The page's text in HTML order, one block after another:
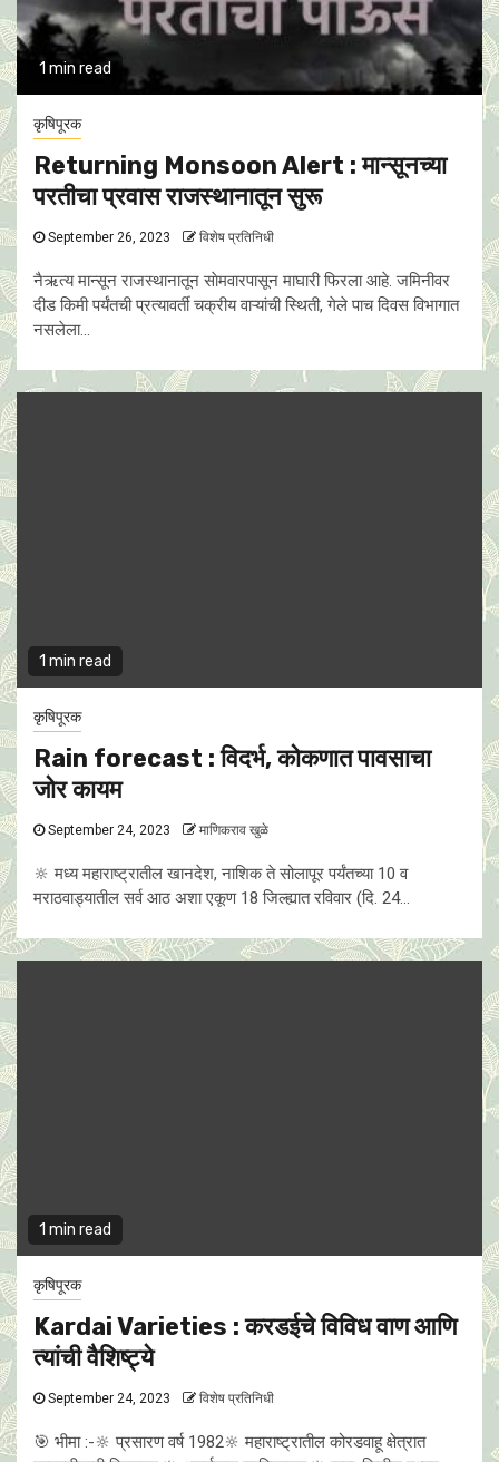
1 min read
कृषिपूरक
Returning Monsoon Alert : मान्सूनच्या
परतीचा प्रवास राजस्थानातून सुरू
September 26, 2023 विशेष प्रतिनिधी
नैऋत्य मान्सून राजस्थानातून साेमवारपासून माघारी फिरला आहे. जमिनीवर
दीड किमी पर्यंतची प्रत्यावर्ती चक्रीय वाऱ्यांची स्थिती, गेले पाच दिवस विभागात
नसलेला...
1 min read
कृषिपूरक
Rain forecast : विदर्भ, कोकणात पावसाचा
जोर कायम
September 24, 2023 माणिकराव खुळे
🔆 मध्य महाराष्ट्रातील खानदेश, नाशिक ते सोलापूर पर्यंतच्या 10 व
मराठवाड्यातील सर्व आठ अशा एकूण 18 जिल्ह्यात रविवार (दि. 24...
1 min read
कृषिपूरक
Kardai Varieties : करडईचे विविध वाण आणि
त्यांची वैशिष्ट्ये
September 24, 2023 विशेष प्रतिनिधी
🎯 भीमा :-🔆 प्रसारण वर्ष 1982🔆 महाराष्ट्रातील कोरडवाहू क्षेत्रात